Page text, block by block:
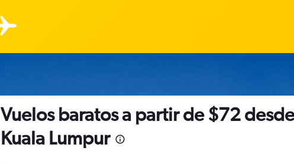
Vuelos baratos a partir de $72 desde
Kuala Lumpur